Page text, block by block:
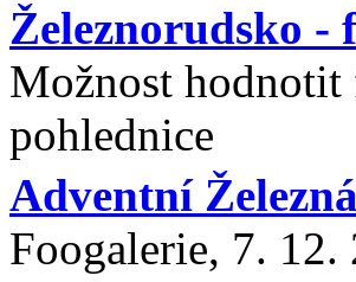
Železnorudsko -
Možnost hodnotit
pohlednice
Adventní
Foogalerie, 7. 12.